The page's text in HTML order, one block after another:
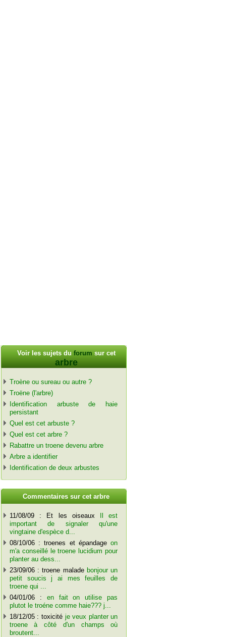
Voir les sujets du forum sur cet
arbre
Troène ou sureau ou autre ?
Troëne (l'arbre)
Identification arbuste de haie
persistant
Quel est cet arbuste ?
Quel est cet arbre ?
Rabattre un troene devenu arbre
Arbre a identifier
Identification de deux arbustes
Commentaires sur cet arbre
11/08/09 : Et les oiseaux Il est
important de signaler qu'une
vingtaine d'espèce d...
08/10/06 : troenes et épandageon
m'a conseillé le troene lucidium pour
planter au dess...
23/09/06 : troene malade bonjour un
petit soucis j ai mes feuilles de
troene qui ...
04/01/06 : en fait on utilise pas
plutot le troéne comme haie??? j...
18/12/05 : toxicité je veux planter un
troene à côté d'un champs où
broutent...